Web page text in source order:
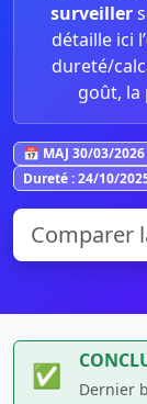
surveiller
détaille ici l’
dureté/
goût, la
📅 MAJ 30/03/2026
Dureté : 24/10/
✅ Dernier